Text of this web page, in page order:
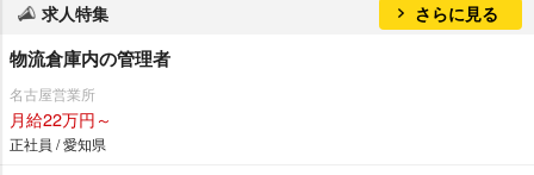
求人特集 さらに見る
物流倉庫内の管理者
名古屋営業所
月給22万円～
正社員 / 愛知県